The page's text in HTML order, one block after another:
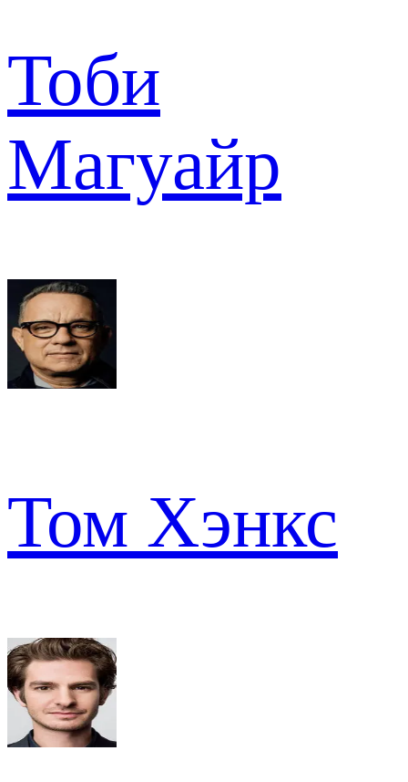
Тоби
Магуайр
Том Хэнкс